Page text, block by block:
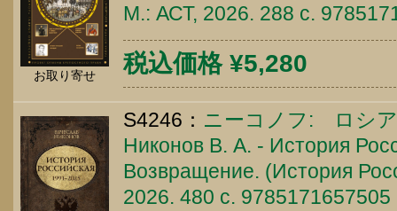
お取り寄せ
М.: АСТ, 2026. 288 c.
税込価格 ¥5,280
S4246： ニーコノフ: ロシ
Никонов В. А. - История
Возвращение. (История
2026. 480 c. 9785171657505